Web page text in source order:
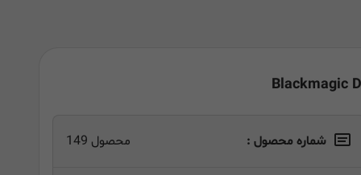
شماره محصول : محصول 149